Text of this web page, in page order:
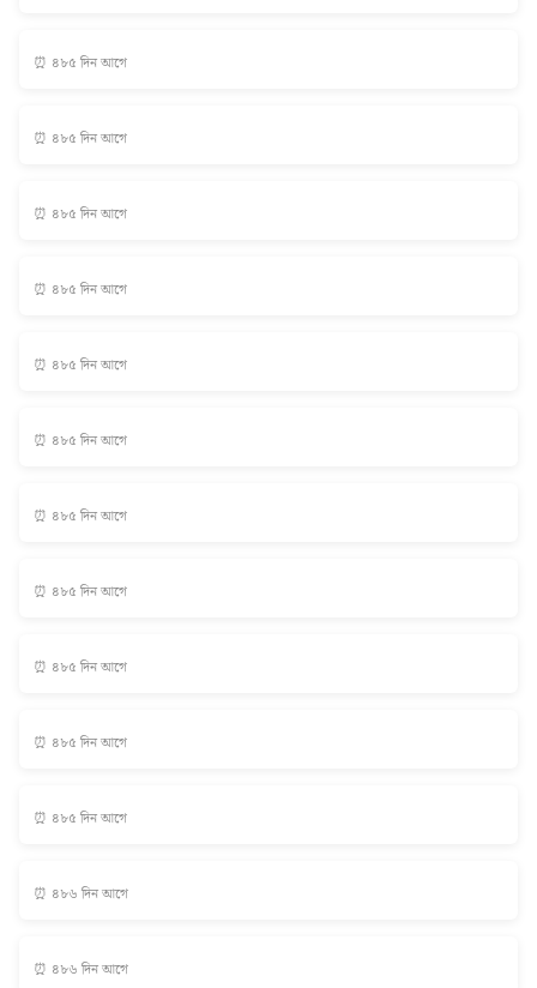
⏰ ৪৮৫ দিন আগে
⏰ ৪৮৫ দিন আগে
⏰ ৪৮৫ দিন আগে
⏰ ৪৮৫ দিন আগে
⏰ ৪৮৫ দিন আগে
⏰ ৪৮৫ দিন আগে
⏰ ৪৮৫ দিন আগে
⏰ ৪৮৫ দিন আগে
⏰ ৪৮৫ দিন আগে
⏰ ৪৮৫ দিন আগে
⏰ ৪৮৫ দিন আগে
⏰ ৪৮৬ দিন আগে
⏰ ৪৮৬ দিন আগে